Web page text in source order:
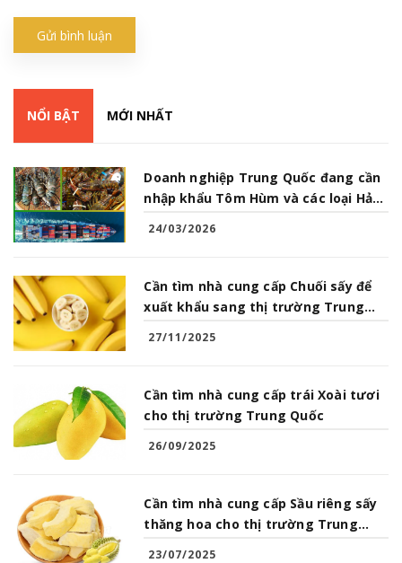
Gửi bình luận
NỔI BẬT MỚI NHẤT
Doanh nghiệp Trung Quốc đang cần
nhập khẩu Tôm Hùm và các loại Hải
24/03/2026
Cần tìm nhà cung cấp Chuối sấy để
xuất khẩu sang thị trường Trung
27/11/2025
Cần tìm nhà cung cấp trái Xoài tươi
cho thị trường Trung Quốc
26/09/2025
Cần tìm nhà cung cấp Sầu riêng sấy
thăng hoa cho thị trường Trung
23/07/2025